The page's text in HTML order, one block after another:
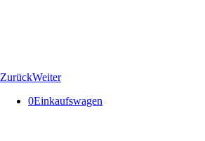
ZurückWeiter
0Einkaufswagen